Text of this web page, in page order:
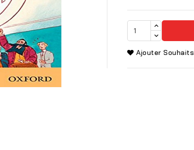
Ajouter Souhaits